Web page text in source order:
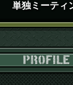
単独ミーティ